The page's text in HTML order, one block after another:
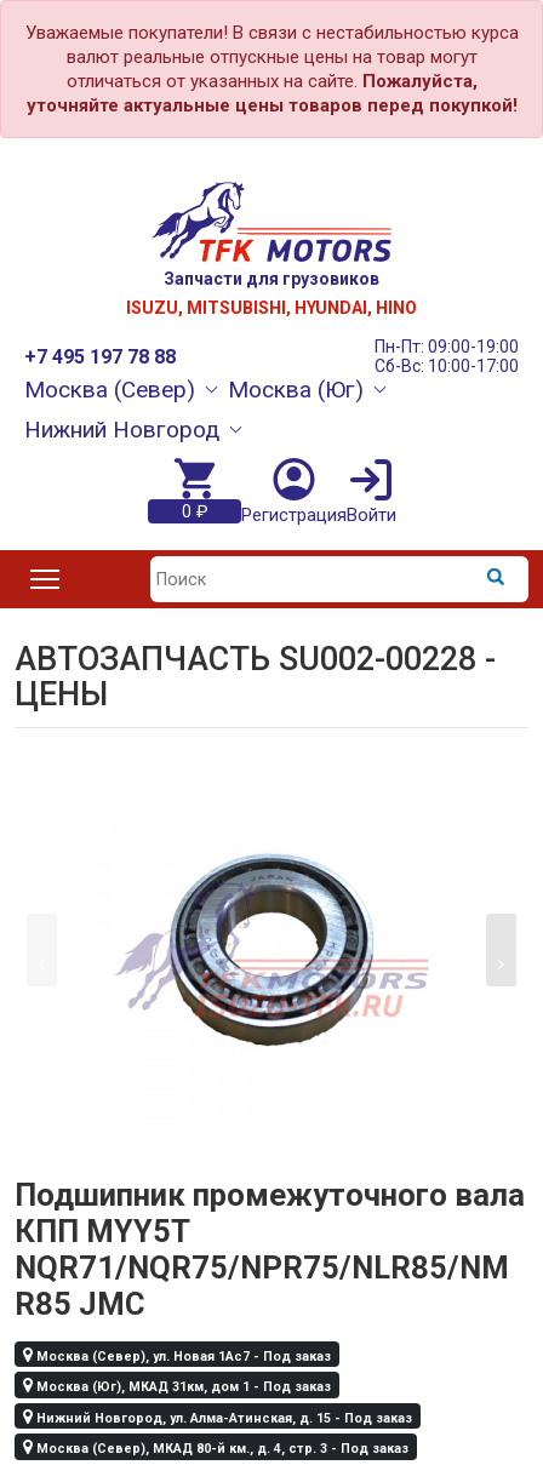
Уважаемые покупатели! В связи с нестабильностью курса
валют реальные отпускные цены на товар могут
отличаться от указанных на сайте. Пожалуйста,
уточняйте актуальные цены товаров перед покупкой!
Запчасти для грузовиков
ISUZU, MITSUBISHI, HYUNDAI, HINO
+7 495 197 78 88
Пн-Пт: 09:00-19:00
Сб-Вс: 10:00-17:00
Москва (Север)
Москва (Юг)
Нижний Новгород
0 ₽ РегистрацияВойти
АВТОЗАПЧАСТЬ SU002-00228 -
ЦЕНЫ
Подшипник промежуточного вала
КПП MYY5T
NQR71/NQR75/NPR75/NLR85/NM
R85 JMC
Москва (Север), ул. Новая 1Ас7 - Под заказ
Москва (Юг), МКАД 31км, дом 1 - Под заказ
Нижний Новгород, ул. Алма-Атинская, д. 15 - Под заказ
Москва (Север), МКАД 80-й км., д. 4, стр. 3 - Под заказ